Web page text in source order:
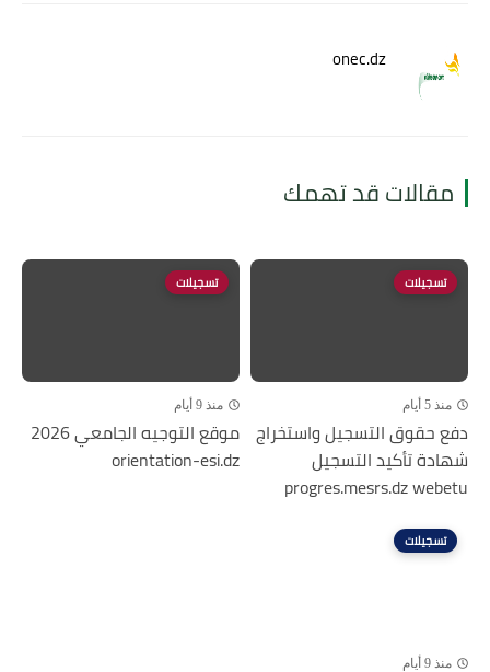
onec.dz
مقالات قد تهمك
تسجيلات
منذ 5 أيام
دفع حقوق التسجيل واستخراج
شهادة تأكيد التسجيل
progres.mesrs.dz webetu
تسجيلات
منذ 9 أيام
موقع التوجيه الجامعي 2026
orientation-esi.dz
تسجيلات
منذ 9 أيام